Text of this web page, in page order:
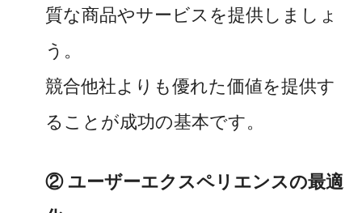
質な商品やサービスを提供しましょ
う。
競合他社よりも優れた価値を提供す
ることが成功の基本です。
② ユーザーエクスペリエンスの最適